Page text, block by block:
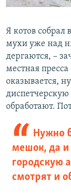
Я котов собрал
мухи уже над
дергаются, –
местная
оказывается,
обработают.
Нужно
мешок, да и
городскую
смотрят и